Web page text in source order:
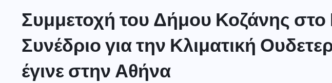
Συμμετοχή του Δήμου Κοζάνης στο
Συνέδριο για την Κλιματική
έγινε στην Αθήνα